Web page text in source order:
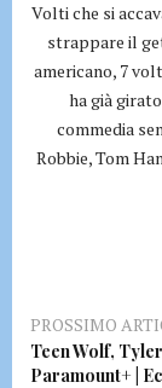
Volti che si
strappare il
americano, 7
ha già
commedia
Robbie, Tom
PROSSIMO
Teen Wolf,
Paramount+ |